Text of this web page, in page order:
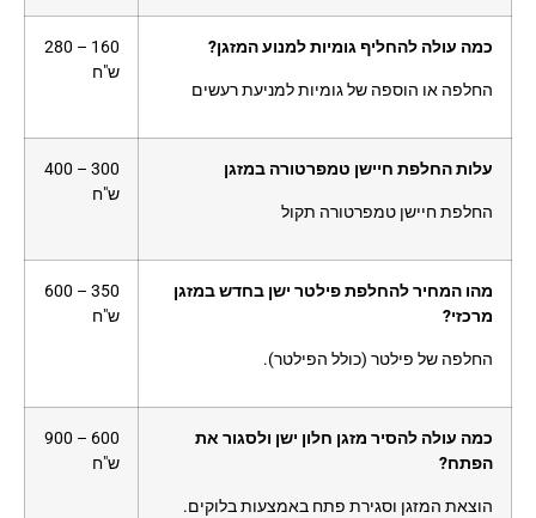
כמה עולה להחליף גומיות למנוע המזגן?
החלפה או הוספה של גומיות למניעת רעשים
160 – 280
ש"ח
עלות החלפת חיישן טמפרטורה במזגן
החלפת חיישן טמפרטורה תקול
300 – 400
ש"ח
מהו המחיר להחלפת פילטר ישן בחדש במזגן
מרכזי?
החלפה של פילטר (כולל הפילטר).
350 – 600
ש"ח
כמה עולה להסיר מזגן חלון ישן ולסגור את
הפתח?
הוצאת המזגן וסגירת פתח באמצעות בלוקים.
600 – 900
ש"ח